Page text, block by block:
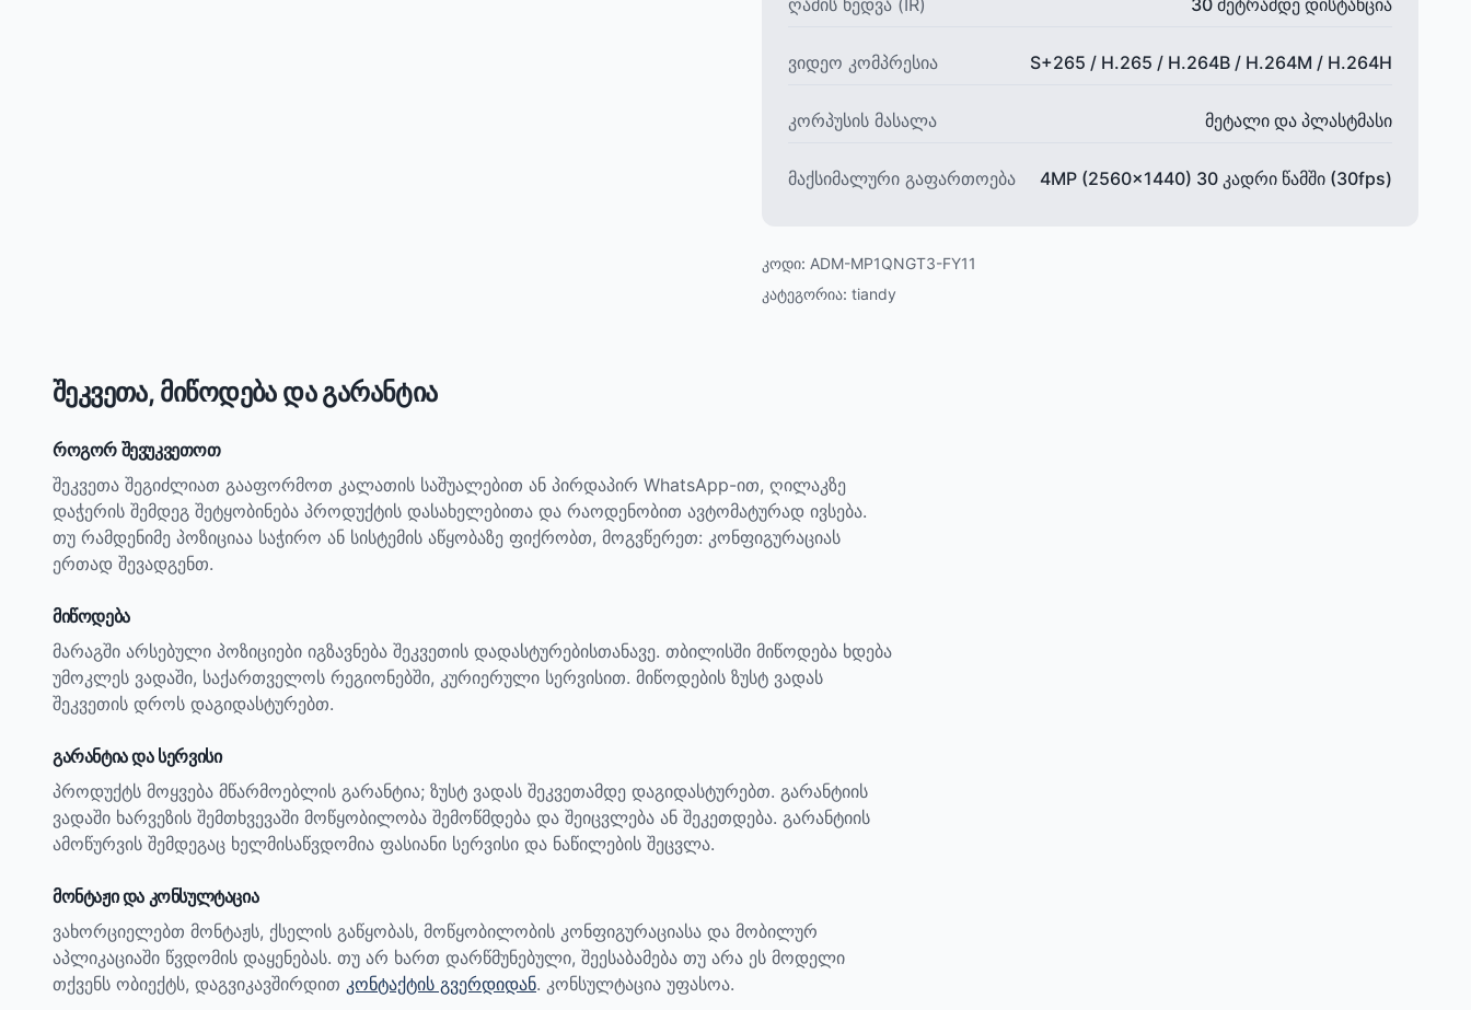
ღამის ხედვა (IR) 30 მეტრამდე დისტანცია
ვიდეო კომპრესია S+265 / H.265 / H.264B / H.264M / H.264H
კორპუსის მასალა მეტალი და პლასტმასი
მაქსიმალური გაფართოება 4MP (2560×1440) 30 კადრი წამში (30fps)
კოდი: ADM-MP1QNGT3-FY11
კატეგორია: tiandy
შეკვეთა, მიწოდება და გარანტია
როგორ შევუკვეთოთ
შეკვეთა შეგიძლიათ გააფორმოთ კალათის საშუალებით ან პირდაპირ WhatsApp-ით, ღილაკზე
დაჭერის შემდეგ შეტყობინება პროდუქტის დასახელებითა და რაოდენობით ავტომატურად ივსება.
თუ რამდენიმე პოზიციაა საჭირო ან სისტემის აწყობაზე ფიქრობთ, მოგვწერეთ: კონფიგურაციას
ერთად შევადგენთ.
მიწოდება
მარაგში არსებული პოზიციები იგზავნება შეკვეთის დადასტურებისთანავე. თბილისში მიწოდება ხდება
უმოკლეს ვადაში, საქართველოს რეგიონებში, კურიერული სერვისით. მიწოდების ზუსტ ვადას
შეკვეთის დროს დაგიდასტურებთ.
გარანტია და სერვისი
პროდუქტს მოყვება მწარმოებლის გარანტია; ზუსტ ვადას შეკვეთამდე დაგიდასტურებთ. გარანტიის
ვადაში ხარვეზის შემთხვევაში მოწყობილობა შემოწმდება და შეიცვლება ან შეკეთდება. გარანტიის
ამოწურვის შემდეგაც ხელმისაწვდომია ფასიანი სერვისი და ნაწილების შეცვლა.
მონტაჟი და კონსულტაცია
ვახორციელებთ მონტაჟს, ქსელის გაწყობას, მოწყობილობის კონფიგურაციასა და მობილურ
აპლიკაციაში წვდომის დაყენებას. თუ არ ხართ დარწმუნებული, შეესაბამება თუ არა ეს მოდელი
თქვენს ობიექტს, დაგვიკავშირდით კონტაქტის გვერდიდან. კონსულტაცია უფასოა.